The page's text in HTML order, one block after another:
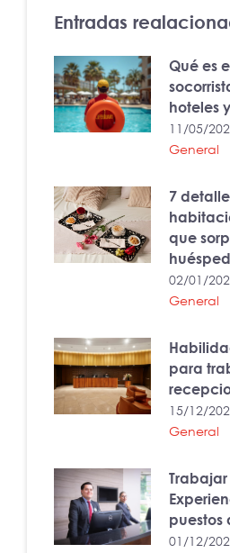
Entradas
Qué es
hoteles
11/05/
General
7
que
02/01/
General
para
15/12/
General
puestos
01/12/